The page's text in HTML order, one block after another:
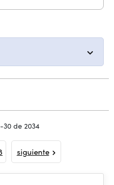
de 2034
siguiente